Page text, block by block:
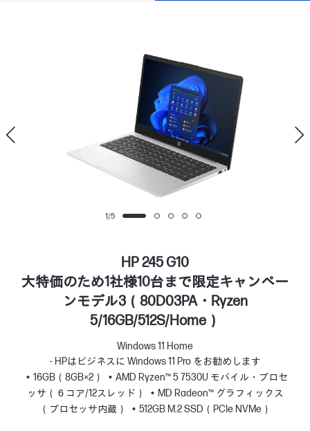
1/5
HP 245 G10
大特価のため1社様10台まで限定キャンペー
ンモデル3（80D03PA・Ryzen
5/16GB/512S/Home）
Windows 11 Home
- HPはビジネスに Windows 11 Pro をお勧めします
16GB（8GB×2）
AMD Ryzen™ 5 7530U モバイル・プロセ
ッサ（６コア/12スレッド）
MD Radeon™ グラフィックス
（プロセッサ内蔵）
512GB M.2 SSD（PCIe NVMe）